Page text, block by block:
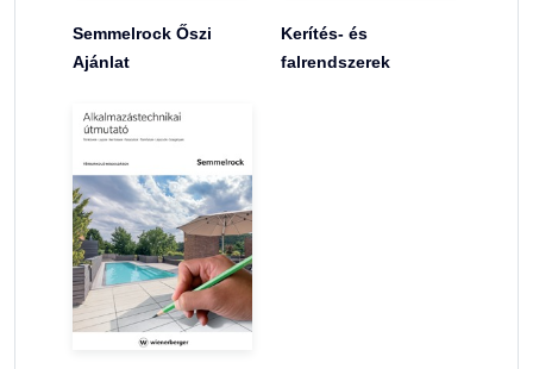
Semmelrock Őszi
Ajánlat
Kerítés- és
falrendszerek